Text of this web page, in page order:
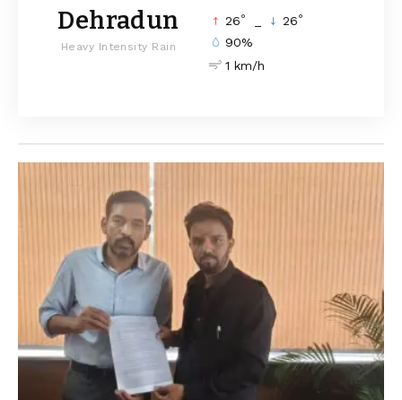
Dehradun
Heavy Intensity Rain
26° 26°
90%
1 km/h